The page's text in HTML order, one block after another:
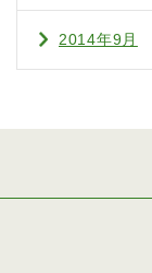
2014年9月